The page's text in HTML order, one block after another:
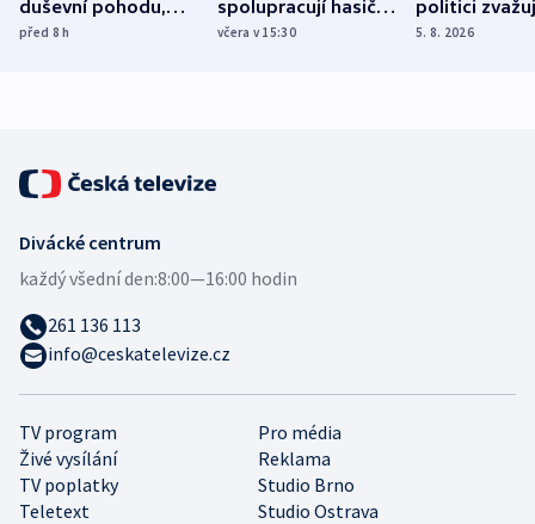
duševní pohodu,
ukázala
před 8h
spolupracují hasiči z
různých zemí
včera v 15:30
politici
dohodu o
5. 8. 2026
TV program
Pro média
Živé vysílání
Reklama
TV poplatky
Studio Brno
Teletext
Studio Ostrava
Divácké centrum
každý všední den:8:00—16:00 hodin
261 136 113
info@ceskatelevize.cz